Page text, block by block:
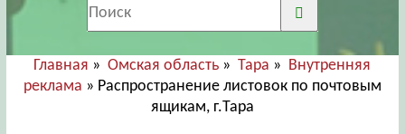
Главная »Омская область »Тара » Внутренняя
реклама » Распространение листовок по почтовым
ящикам, г.Тара